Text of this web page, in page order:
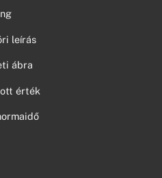
leírás
ábra
érték